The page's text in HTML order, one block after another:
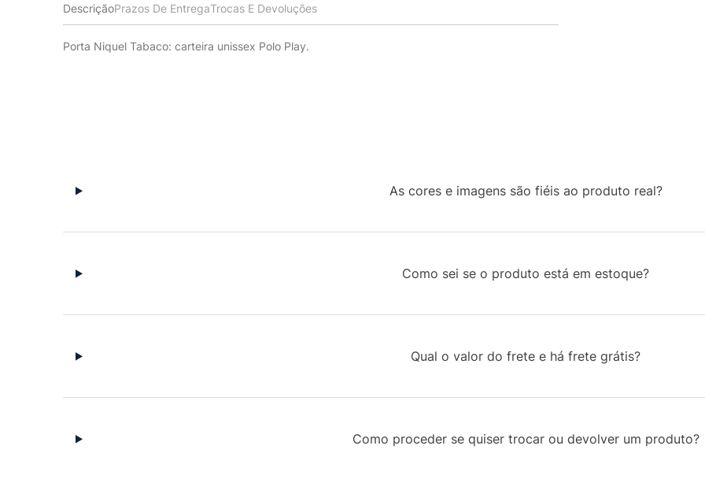
DescriçãoPrazos De EntregaTrocas E Devoluções
Porta Niquel Tabaco: carteira unissex Polo Play.
As cores e imagens são fiéis ao produto real?
Como sei se o produto está em estoque?
Qual o valor do frete e há frete grátis?
Como proceder se quiser trocar ou devolver um produto?